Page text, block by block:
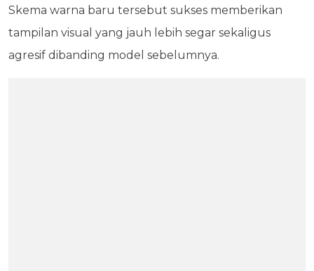
Skema warna baru tersebut sukses memberikan
tampilan visual yang jauh lebih segar sekaligus
agresif dibanding model sebelumnya.